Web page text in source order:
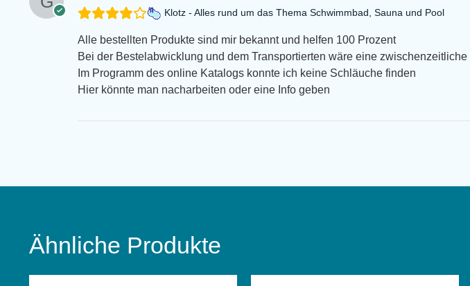
Klotz - Alles rund um das Thema Schwimmbad, Sauna und Pool
Alle bestellten Produkte sind mir bekannt und helfen 100 Prozent
Bei der Bestelabwicklung und dem Transportierten wäre eine
Im Programm des online Katalogs konnte ich keine Schläuche finden
Hier könnte man nacharbeiten oder eine Info geben
Ähnliche Produkte